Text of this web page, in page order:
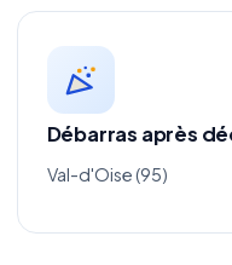
Débarras après
Val-d'Oise (95)